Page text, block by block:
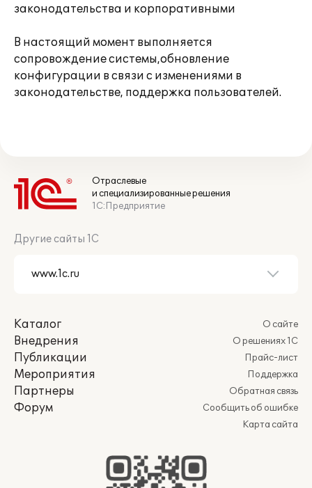
законодательства и корпоративными
В настоящий момент выполняется
сопровождение системы,обновление
конфигурации в связи с изменениями в
законодательстве, поддержка пользователей.
Отраслевые
и специализированные решения
1С:Предприятие
Другие сайты 1С
Каталог
Внедрения
Публикации
Мероприятия
Партнеры
Форум
О сайте
О решениях 1С
Прайс-лист
Поддержка
Обратная связь
Сообщить об ошибке
Карта сайта